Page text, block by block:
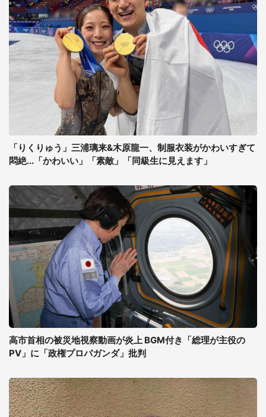
「りくりゅう」三浦璃来&木原龍一、制服衣装がかわいすぎて
悶絶...「かわいい」「素敵」「同級生に見えます」
高市首相の被災地視察動画が炎上 BGM付き「総理が主役の
PV」に「政権プロパガンダ」批判